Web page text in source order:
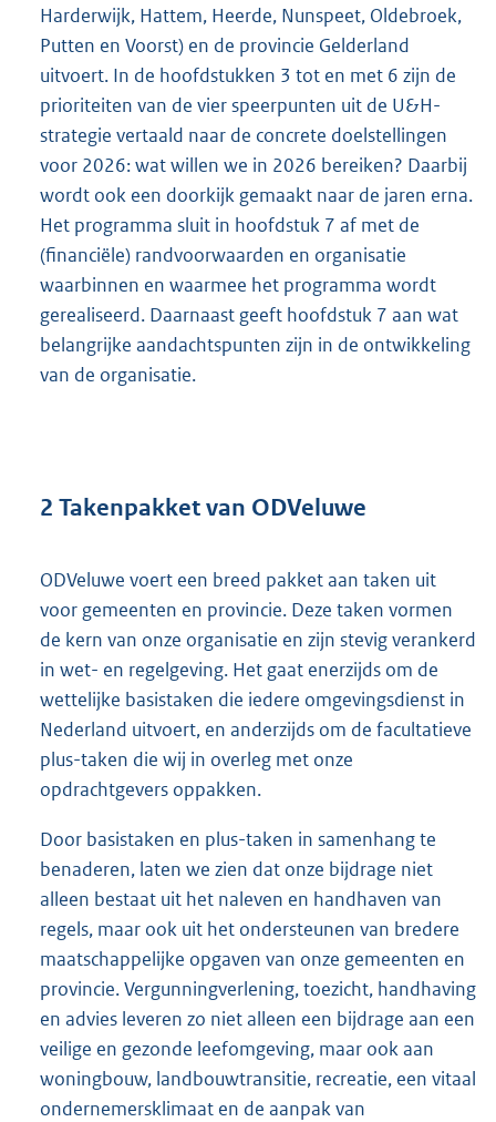
Harderwijk, Hattem, Heerde, Nunspeet, Oldebroek,
Putten en Voorst) en de provincie Gelderland
uitvoert. In de hoofdstukken 3 tot en met 6 zijn de
prioriteiten van de vier speerpunten uit de U&H-
strategie vertaald naar de concrete doelstellingen
voor 2026: wat willen we in 2026 bereiken? Daarbij
wordt ook een doorkijk gemaakt naar de jaren erna.
Het programma sluit in hoofdstuk 7 af met de
(financiële) randvoorwaarden en organisatie
waarbinnen en waarmee het programma wordt
gerealiseerd. Daarnaast geeft hoofdstuk 7 aan wat
belangrijke aandachtspunten zijn in de ontwikkeling
van de organisatie.
2 Takenpakket van ODVeluwe
ODVeluwe voert een breed pakket aan taken uit
voor gemeenten en provincie. Deze taken vormen
de kern van onze organisatie en zijn stevig verankerd
in wet- en regelgeving. Het gaat enerzijds om de
wettelijke basistaken die iedere omgevingsdienst in
Nederland uitvoert, en anderzijds om de facultatieve
plus-taken die wij in overleg met onze
opdrachtgevers oppakken.
Door basistaken en plus-taken in samenhang te
benaderen, laten we zien dat onze bijdrage niet
alleen bestaat uit het naleven en handhaven van
regels, maar ook uit het ondersteunen van bredere
maatschappelijke opgaven van onze gemeenten en
provincie. Vergunningverlening, toezicht, handhaving
en advies leveren zo niet alleen een bijdrage aan een
veilige en gezonde leefomgeving, maar ook aan
woningbouw, landbouwtransitie, recreatie, een vitaal
ondernemersklimaat en de aanpak van